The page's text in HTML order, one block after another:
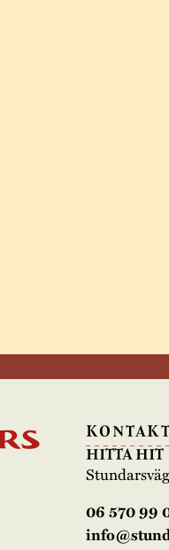
HITTA HIT
06 570 99